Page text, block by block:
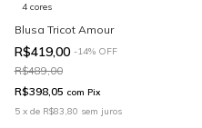
4 cores
Blusa Tricot Amour
R$419,00 -14% OFF
R$489,00
R$398,05 com Pix
5 x de R$83,80 sem juros